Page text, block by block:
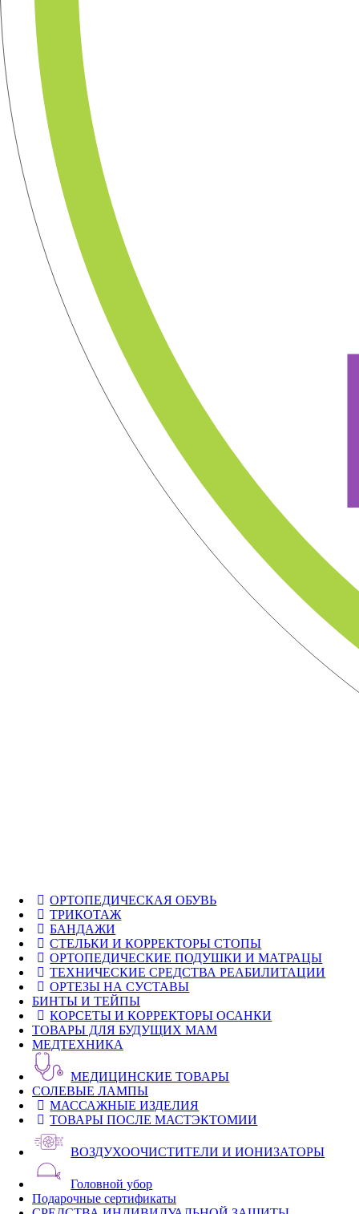
ОРТОПЕДИЧЕСКАЯ ОБУВЬ
ТРИКОТАЖ
БАНДАЖИ
СТЕЛЬКИ И КОРРЕКТОРЫ СТОПЫ
ОРТОПЕДИЧЕСКИЕ ПОДУШКИ И МАТРАЦЫ
ТЕХНИЧЕСКИЕ СРЕДСТВА РЕАБИЛИТАЦИИ
ОРТЕЗЫ НА СУСТАВЫ
БИНТЫ И ТЕЙПЫ
КОРСЕТЫ И КОРРЕКТОРЫ ОСАНКИ
ТОВАРЫ ДЛЯ БУДУЩИХ МАМ
МЕДТЕХНИКА
МЕДИЦИНСКИЕ ТОВАРЫ
СОЛЕВЫЕ ЛАМПЫ
МАССАЖНЫЕ ИЗДЕЛИЯ
ТОВАРЫ ПОСЛЕ МАСТЭКТОМИИ
ВОЗДУХООЧИСТИТЕЛИ И ИОНИЗАТОРЫ
Головной убор
Подарочные сертификаты